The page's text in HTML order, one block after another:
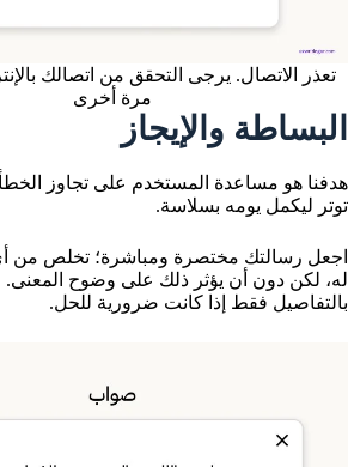
تعذر الاتصال. يرجى التحقق من اتصالك
مرة أخرى
البساطة والإيجاز
هدفنا هو مساعدة المستخدم على تجاوز
توتر ليكمل يومه بسلاسة.
اجعل رسالتك مختصرة ومباشرة؛ تخلص من
له، لكن دون أن يؤثر ذلك على وضوح المعنى.
بالتفاصيل فقط إذا كانت ضرورية للحل.